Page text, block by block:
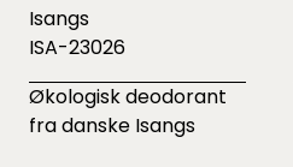
Isangs
ISA-23026
Økologisk deodorant
fra danske Isangs